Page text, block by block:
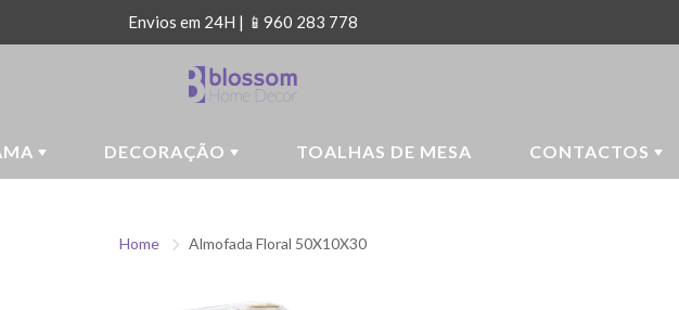
Envios em 24H | 📱960 283 778
DECORAÇÃO TOALHAS DE MESA CONTACTOS
Home Almofada Floral 50X10X30